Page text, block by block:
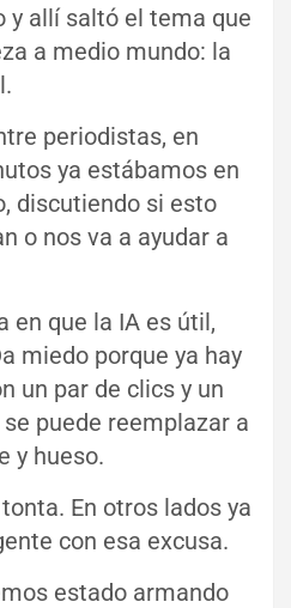
y allí saltó el tema que
a medio mundo: la
periodistas, en
ya estábamos en
discutiendo si esto
o nos va a ayudar a
en que la IA es útil,
miedo porque ya hay
un par de clics y un
puede reemplazar a
y hueso.
En otros lados ya
con esa excusa.
estado armando